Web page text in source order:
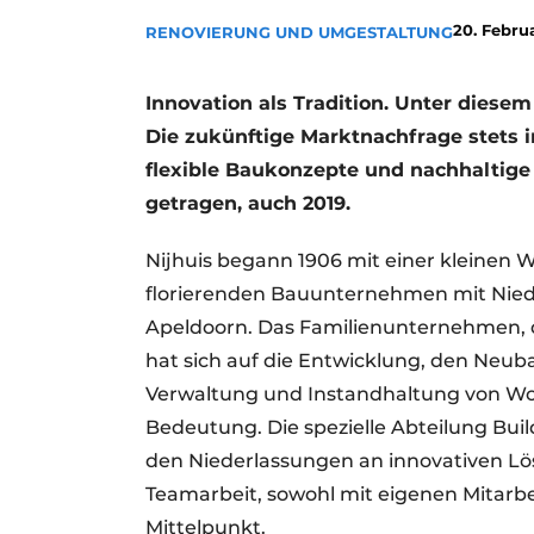
Podcasts
GeschichteMetadaten
Ein Stellenangebot registrieren
RENOVIERUNG UND UMGESTALTUNG20.
Innovation als Tradition. Unter
Die zukünftige Marktnachfrage stets
flexible Baukonzepte und
getragen, auch 2019.
Nijhuis begann 1906 mit einer kleinen
florierenden Bauunternehmen mit
Apeldoorn. Das
hat sich auf die Entwicklung, den
Verwaltung und Instandhaltung von
Bedeutung. Die spezielle Abteilung
den Niederlassungen an innovativen
Teamarbeit, sowohl mit eigenen
Mittelpunkt.